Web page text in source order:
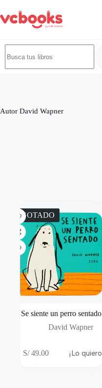
Autor David Wapner
AGOTADO
Se siente un perro sentado
David Wapner
S/49.00 ¡Lo quiero!